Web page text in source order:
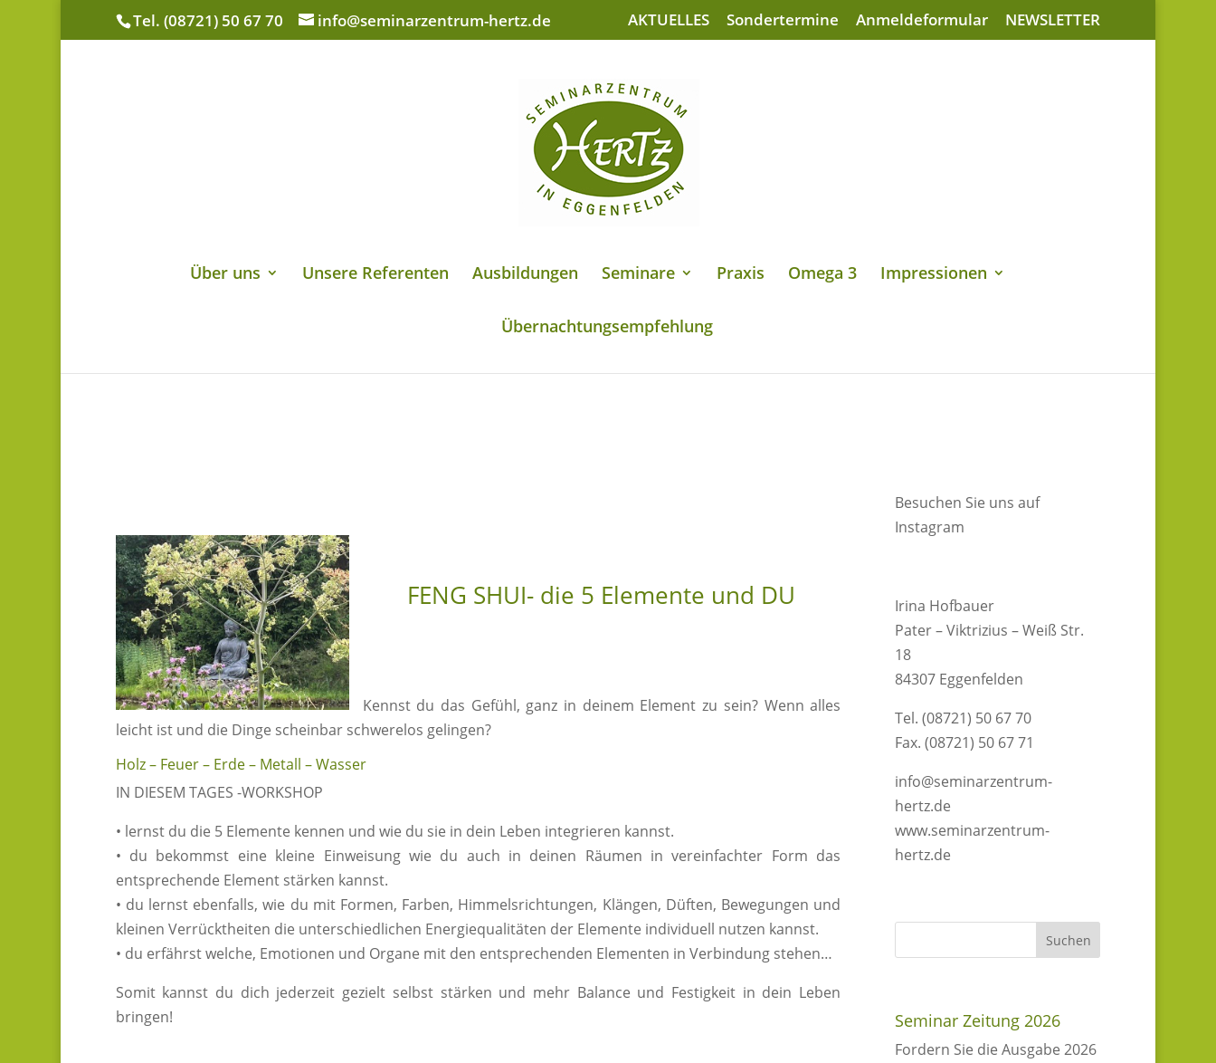
Tel. (08721) 50 67 70 info@seminarzentrum-hertz.de AKTUELLES Sondertermine Anmeldeformular NEWSLETTER
Über uns Unsere Referenten Ausbildungen Seminare Praxis Omega 3 Impressionen
Übernachtungsempfehlung
FENG SHUI- die 5 Elemente und DU
Kennst du das Gefühl, ganz in deinem Element zu sein? Wenn alles
leicht ist und die Dinge scheinbar schwerelos gelingen?
Holz – Feuer – Erde – Metall – Wasser
IN DIESEM TAGES -WORKSHOP
• lernst du die 5 Elemente kennen und wie du sie in dein Leben integrieren kannst.
• du bekommst eine kleine Einweisung wie du auch in deinen Räumen in vereinfachter Form das
entsprechende Element stärken kannst.
• du lernst ebenfalls, wie du mit Formen, Farben, Himmelsrichtungen, Klängen, Düften, Bewegungen und
kleinen Verrücktheiten die unterschiedlichen Energiequalitäten der Elemente individuell nutzen kannst.
• du erfährst welche, Emotionen und Organe mit den entsprechenden Elementen in Verbindung stehen…
Somit kannst du dich jederzeit gezielt selbst stärken und mehr Balance und Festigkeit in dein Leben
bringen!
Besuchen Sie uns auf
Instagram
Irina Hofbauer
Pater – Viktrizius – Weiß Str.
18
84307 Eggenfelden
Tel. (08721) 50 67 70
Fax. (08721) 50 67 71
info@seminarzentrum-
hertz.de
www.seminarzentrum-
hertz.de
Seminar Zeitung 2026
Fordern Sie die Ausgabe 2026